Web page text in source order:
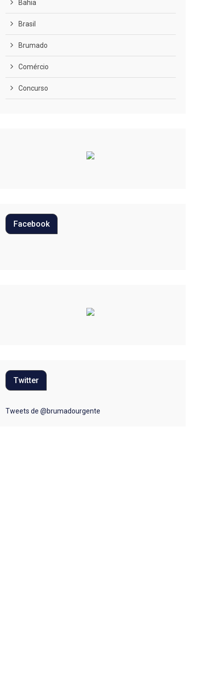
Bahia
Brasil
Brumado
Comércio
Concurso
Editoriais
Mundo
Facebook
Twitter
Tweets de @brumadourgente